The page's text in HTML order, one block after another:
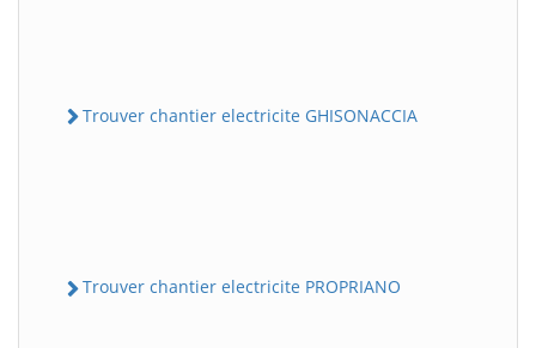
Trouver chantier electricite GHISONACCIA
Trouver chantier electricite PROPRIANO